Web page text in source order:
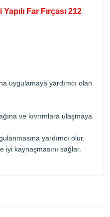
Far Fırçası 212
uygulamaya yardımcı olan
ve kıvrımlara ulaşmaya
yardımcı olur.
iyi kaynaşmasını sağlar.